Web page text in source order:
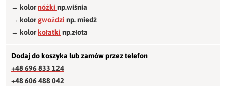
→ kolornóżki np.wiśnia
→ kolorgwożdzi np. miedź
→ kolorkołatki np.złota
Dodaj do koszyka lub zamów przez telefon
+48 696 833 124
+48 606 488 042